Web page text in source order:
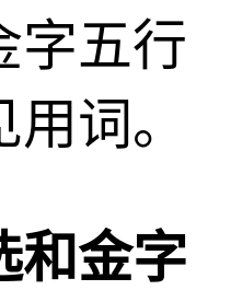
字五行
词。
和金字